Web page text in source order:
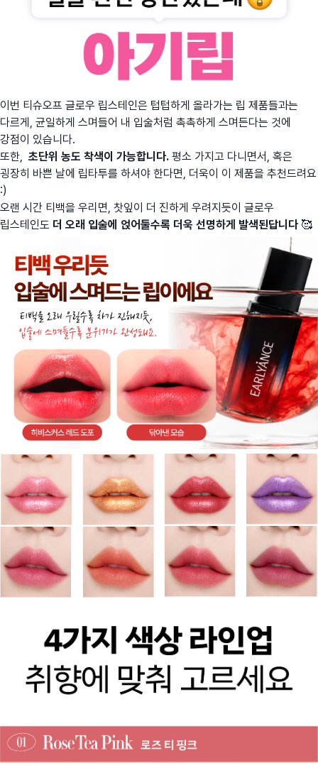
이번 티슈오프 글로우 립스테인은 텁텁하게 올라가는 립 제품들과는
다르게, 균일하게 스며들어 내 입술처럼 촉촉하게 스며든다는 것에
강점이 있습니다.
또한, 초단위 농도 착색이 가능합니다. 평소 가지고 다니면서, 혹은
굉장히 바쁜 날에 립타투를 하셔야 한다면, 더욱이 이 제품을 추천드려요
:)
오랜 시간 티백을 우리면, 찻잎이 더 진하게 우려지듯이 글로우
립스테인도 더 오래 입술에 얹어둘수록 더욱 선명하게 발색된답니다 🥰